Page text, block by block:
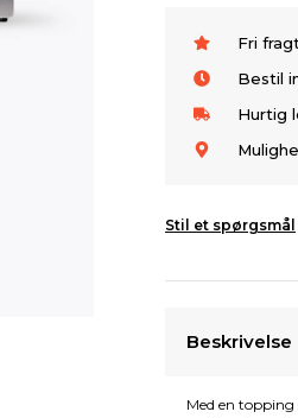
Fri
Bestil
Hurtig
Stil et spørgsmål
Beskrivelse
Med en